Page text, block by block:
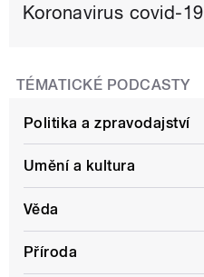
Koronavirus covid-19
TÉMATICKÉ PODCASTY
Politika a zpravodajství
Umění a kultura
Věda
Příroda